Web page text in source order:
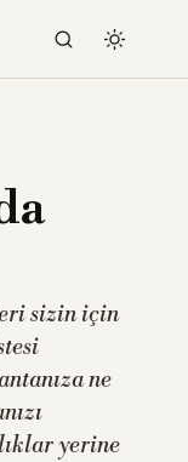
sizin için
ne
yerine